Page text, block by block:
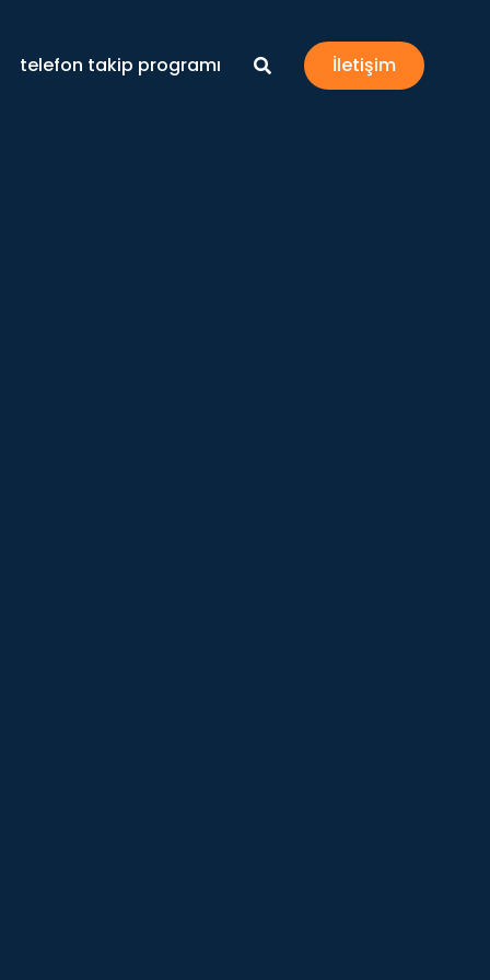
telefon takip programı İletişim